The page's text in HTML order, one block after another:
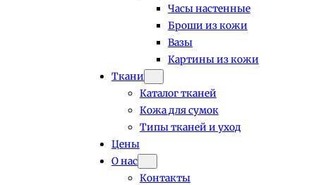
Часы настенные
Броши из кожи
Вазы
Картины из кожи
Ткани
Каталог тканей
Кожа для сумок
Типы тканей и уход
Цены
О нас
Контакты